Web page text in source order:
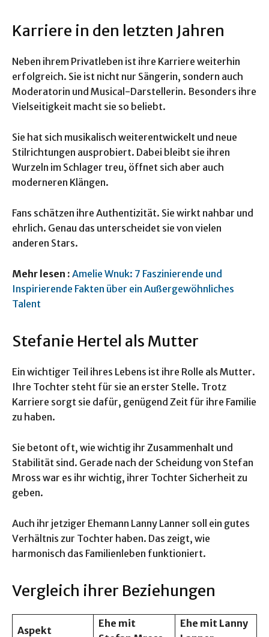
Karriere in den letzten Jahren
Neben ihrem Privatleben ist ihre Karriere weiterhin
erfolgreich. Sie ist nicht nur Sängerin, sondern auch
Moderatorin und Musical-Darstellerin. Besonders ihre
Vielseitigkeit macht sie so beliebt.
Sie hat sich musikalisch weiterentwickelt und neue
Stilrichtungen ausprobiert. Dabei bleibt sie ihren
Wurzeln im Schlager treu, öffnet sich aber auch
moderneren Klängen.
Fans schätzen ihre Authentizität. Sie wirkt nahbar und
ehrlich. Genau das unterscheidet sie von vielen
anderen Stars.
Mehr lesen : Amelie Wnuk: 7 Faszinierende und
Inspirierende Fakten über ein Außergewöhnliches
Talent
Stefanie Hertel als Mutter
Ein wichtiger Teil ihres Lebens ist ihre Rolle als Mutter.
Ihre Tochter steht für sie an erster Stelle. Trotz
Karriere sorgt sie dafür, genügend Zeit für ihre Familie
zu haben.
Sie betont oft, wie wichtig ihr Zusammenhalt und
Stabilität sind. Gerade nach der Scheidung von Stefan
Mross war es ihr wichtig, ihrer Tochter Sicherheit zu
geben.
Auch ihr jetziger Ehemann Lanny Lanner soll ein gutes
Verhältnis zur Tochter haben. Das zeigt, wie
harmonisch das Familienleben funktioniert.
Vergleich ihrer Beziehungen
Aspekt
Ehe mit
Ehe mit Lanny